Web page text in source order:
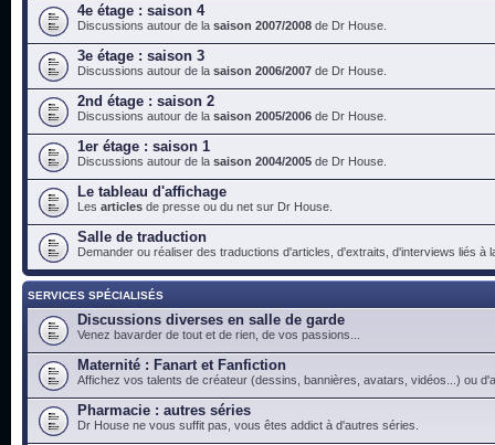
4e étage : saison 4
Discussions autour de la saison 2007/2008 de Dr House.
3e étage : saison 3
Discussions autour de la saison 2006/2007 de Dr House.
2nd étage : saison 2
Discussions autour de la saison 2005/2006 de Dr House.
1er étage : saison 1
Discussions autour de la saison 2004/2005 de Dr House.
Le tableau d'affichage
Les articles de presse ou du net sur Dr House.
Salle de traduction
Demander ou réaliser des traductions d'articles, d'extraits, d'interviews liés à
SERVICES SPÉCIALISÉS
Discussions diverses en salle de garde
Venez bavarder de tout et de rien, de vos passions...
Maternité : Fanart et Fanfiction
Affichez vos talents de créateur (dessins, bannières, avatars, vidéos...) ou
Pharmacie : autres séries
Dr House ne vous suffit pas, vous êtes addict à d'autres séries.